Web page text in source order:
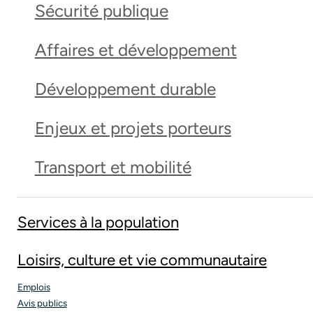
Sécurité publique
Affaires et développement
Développement durable
Enjeux et projets porteurs
Transport et mobilité
Services à la population
Loisirs, culture et vie communautaire
Emplois
Avis publics